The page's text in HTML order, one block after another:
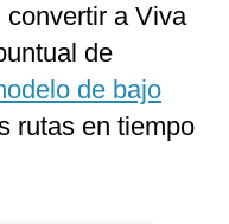
a Viva
de
de bajo
rutas en tiempo